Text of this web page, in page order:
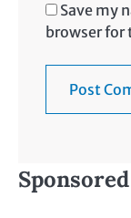
Save my
browser for